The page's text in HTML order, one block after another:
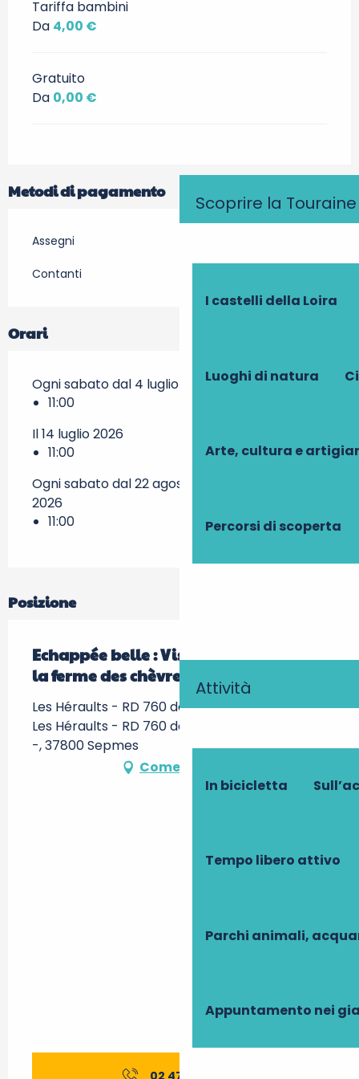
Scoprire la Touraine
I castelli della Loira
Luoghi di natura
Arte, cultura e
Percorsi di scoperta
Attività
In bicicletta
Tempo libero attivo
Parchi animali,
Appuntamento nei
Tariffa bambini
Da 4,00 €
Gratuito
Da 0,00 €
Metodi di pagamento
Assegni
Contanti
Orari
Ogni sabato dal 4 luglio 2026 al 25 luglio 2026
11:00
Il 14 luglio 2026
11:00
Ogni sabato dal 22 agosto 2026 al 29 agosto
2026
11:00
Posizione
Echappée belle : Visite découverte de
la ferme des chèvres et des roses
Les Héraults - RD 760 de Ste-Maure à Loches,
Les Héraults - RD 760 de Ste-Maure à Loches
-, 37800 Sepmes
Come arrivare
02 47 32 94